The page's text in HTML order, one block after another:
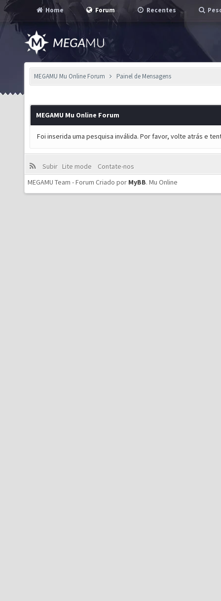
Home Forum Recentes
MEGAMU Mu Online Forum Painel de Mensagens
MEGAMU Mu Online Forum
Foi inserida uma pesquisa inválida. Por favor, volte atrás e
Subir Lite mode
Contate-nos
MEGAMU Team - Forum Criado por MyBB. Mu Online